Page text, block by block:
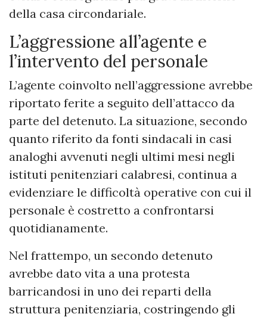
della casa circondariale.
L’aggressione all’agente e
l’intervento del personale
L’agente coinvolto nell’aggressione avrebbe
riportato ferite a seguito dell’attacco da
parte del detenuto. La situazione, secondo
quanto riferito da fonti sindacali in casi
analoghi avvenuti negli ultimi mesi negli
istituti penitenziari calabresi, continua a
evidenziare le difficoltà operative con cui il
personale è costretto a confrontarsi
quotidianamente.
Nel frattempo, un secondo detenuto
avrebbe dato vita a una protesta
barricandosi in uno dei reparti della
struttura penitenziaria, costringendo gli